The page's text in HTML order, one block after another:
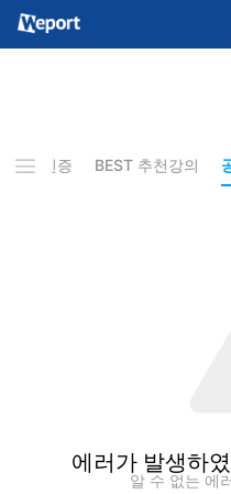
합격인증 BEST 추천강의
에러가 발생하
알 수 없는 에